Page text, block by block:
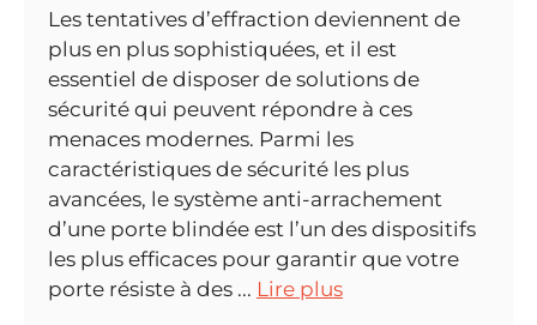
Les tentatives d’effraction deviennent de
plus en plus sophistiquées, et il est
essentiel de disposer de solutions de
sécurité qui peuvent répondre à ces
menaces modernes. Parmi les
caractéristiques de sécurité les plus
avancées, le système anti-arrachement
d’une porte blindée est l’un des dispositifs
les plus efficaces pour garantir que votre
porte résiste à des ... Lire plus